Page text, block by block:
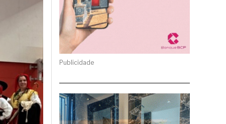
Publicidade